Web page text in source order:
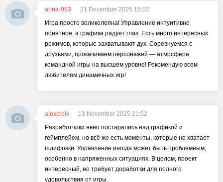
arina-963
21 December 2025 15:02
Игра просто великолепна! Управление интуитивно
понятное, а графика радует глаз. Есть много интересных
режимов, которые захватывают дух. Соревнуемся с
друзьями, прокачиваем персонажей — атмосфера
командной игры на высшем уровне! Рекомендую всем
любителям динамичных игр!
alexcroix
13 November 2025 21:02
Разработчики явно постарались над графикой и
геймплейем, но всё же есть моменты, которые не хватает
шлифовки. Управление иногда может быть проблемным,
особенно в напряженных ситуациях. В целом, проект
интересный, но требует доработки для полного
удовольствия от игры.